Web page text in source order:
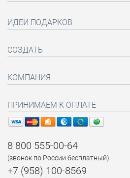
ИДЕИ ПОДАРКОВ
СОЗДАТЬ
КОМПАНИЯ
ПРИНИМАЕМ К ОПЛАТЕ
8 800 555-00-64
(звонок по России бесплатный)
+7 (958) 100-8569